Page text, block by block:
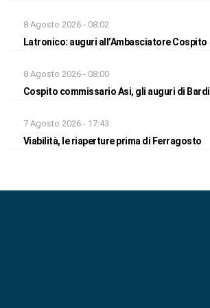
8 Agosto 2026 - 08:02
Latronico: auguri all’Ambasciatore Cospito
8 Agosto 2026 - 08:00
Cospito commissario Asi, gli auguri di Bardi
7 Agosto 2026 - 17:43
Viabilità, le riaperture prima di Ferragosto